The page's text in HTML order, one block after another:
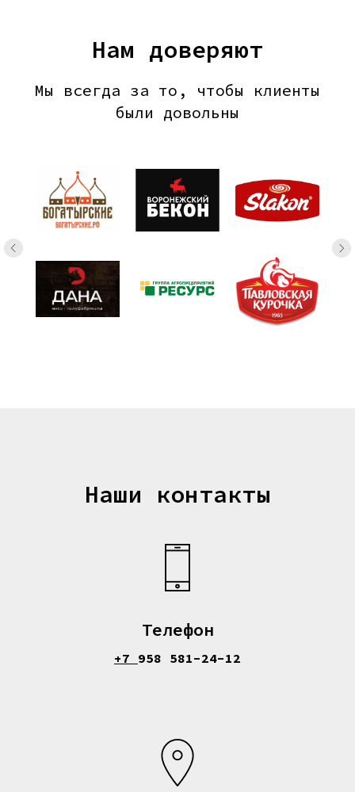
Нам доверяют
Мы всегда за то, чтобы клиенты
были довольны
Наши контакты
Телефон
+7 958 581-24-12